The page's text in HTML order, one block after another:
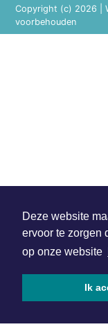
Deze website
ervoor te zorgen
op onze website
Ik
Copyright (c) 2026 |
voorbehouden